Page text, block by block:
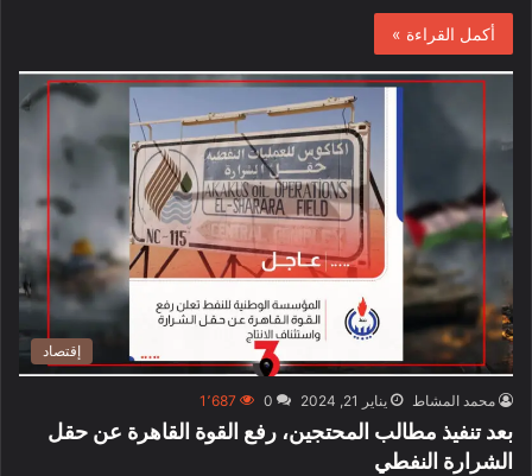
أكمل القراءة »
إقتصاد
محمد المشاط يناير 21, 2024 0 1٬687
بعد تنفيذ مطالب المحتجين، رفع القوة القاهرة عن حقل
الشرارة النفطي